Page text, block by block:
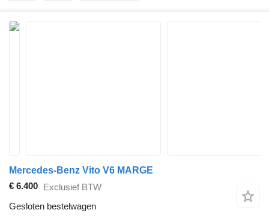
Mercedes-Benz Vito V6 MARGE
€ 6.400 Exclusief BTW
Gesloten bestelwagen